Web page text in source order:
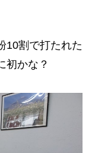
10割で打たれた
かな？